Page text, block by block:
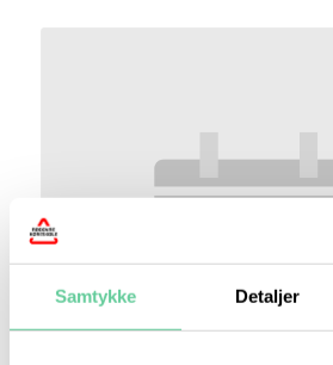
Samtykke Detaljer